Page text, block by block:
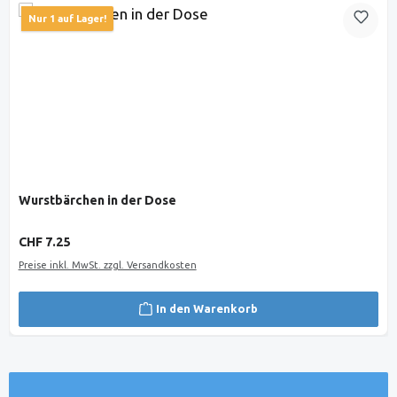
Nur 1 auf Lager!
Wurstbärchen in der Dose
Regulärer Preis:
CHF 7.25
Preise inkl. MwSt. zzgl. Versandkosten
In den Warenkorb